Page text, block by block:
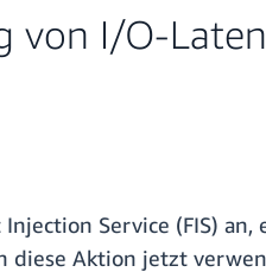
von I/O-
Service (FIS)
Aktion jetzt